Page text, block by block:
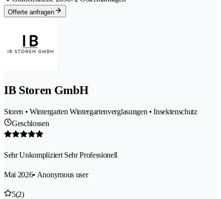
Offerte anfragen
IB Storen GmbH
Storen • Wintergarten Wintergartenverglasungen • Insektenschutz
Geschlossen
Sehr Unkompliziert Sehr Professionell
Mai 2026• Anonymous user
5(2)